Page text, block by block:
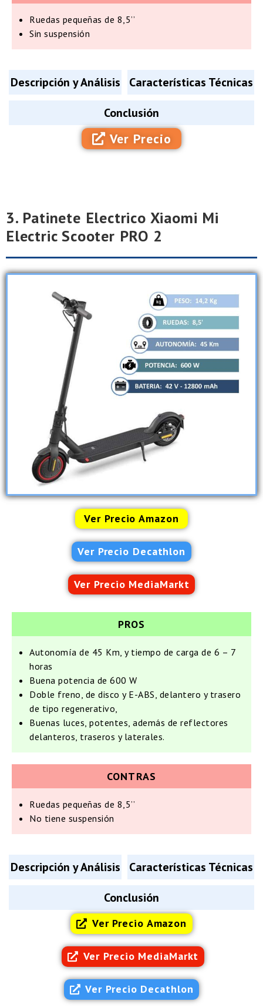
Ruedas pequeñas de 8,5’’
Sin suspensión
Descripción y Análisis
Características Técnicas
Conclusión
Ver Precio
3. Patinete Electrico Xiaomi Mi
Electric Scooter PRO 2
Ver Precio Amazon
Ver Precio Decathlon
Ver Precio MediaMarkt
PROS
Autonomía de 45 Km, y tiempo de carga de 6 – 7
horas
Buena potencia de 600 W
Doble freno, de disco y E-ABS, delantero y trasero
de tipo regenerativo,
Buenas luces, potentes, además de reflectores
delanteros, traseros y laterales.
CONTRAS
Ruedas pequeñas de 8,5’’
No tiene suspensión
Descripción y Análisis
Características Técnicas
Conclusión
Ver Precio Amazon
Ver Precio MediaMarkt
Ver Precio Decathlon